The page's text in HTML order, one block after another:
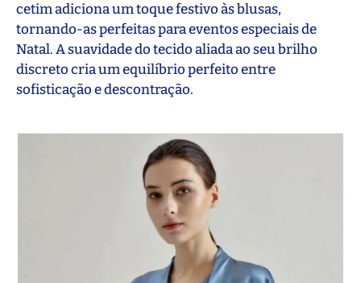
cetim adiciona um toque festivo às blusas,
tornando-as perfeitas para eventos especiais de
Natal. A suavidade do tecido aliada ao seu brilho
discreto cria um equilíbrio perfeito entre
sofisticação e descontração.